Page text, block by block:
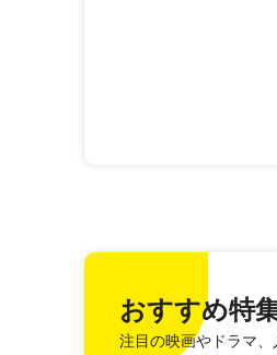
おすすめ特
注目の映画やドラマ